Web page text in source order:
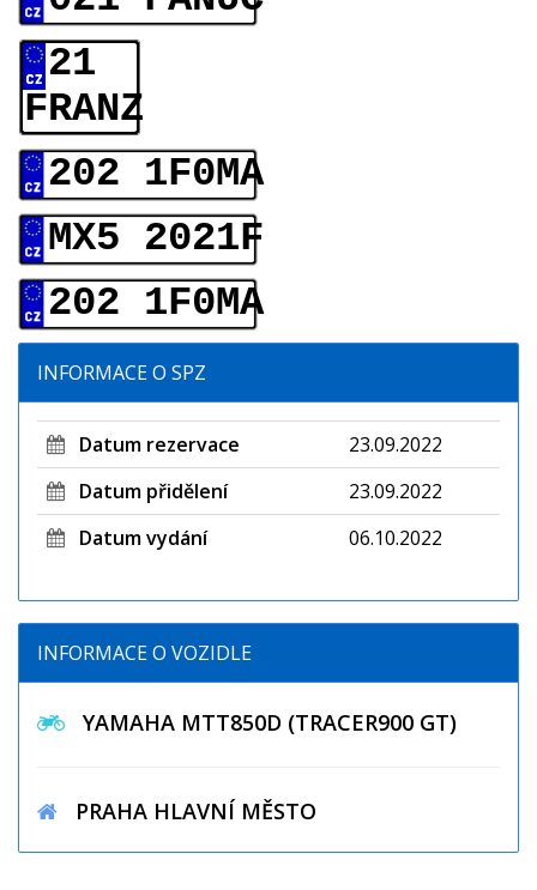
21
FRANZ
202 1F0MA
MX5 2021F
202 1F0MA
INFORMACE O SPZ
Datum rezervace
23.09.2022
Datum přidělení
23.09.2022
Datum vydání
06.10.2022
INFORMACE O VOZIDLE
YAMAHA MTT850D (TRACER900 GT)
PRAHA HLAVNÍ MĚSTO